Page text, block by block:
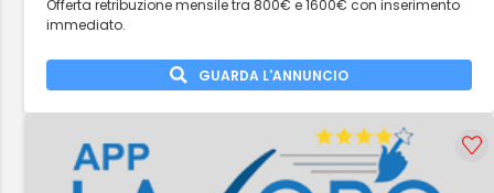
Offerta retribuzione mensile tra 800€ e 1600€ con inserimento
immediato.
GUARDA L'ANNUNCIO